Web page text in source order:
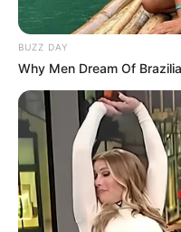
Hellblazerbiz(YouTube |
Video Game
Dark Souls III(2017),
Nama Poppy Drayton tak
juga dikenal sebagai role
pengalaman dalam
bersinar.
BUZZ DAY
Why Men Dream Of